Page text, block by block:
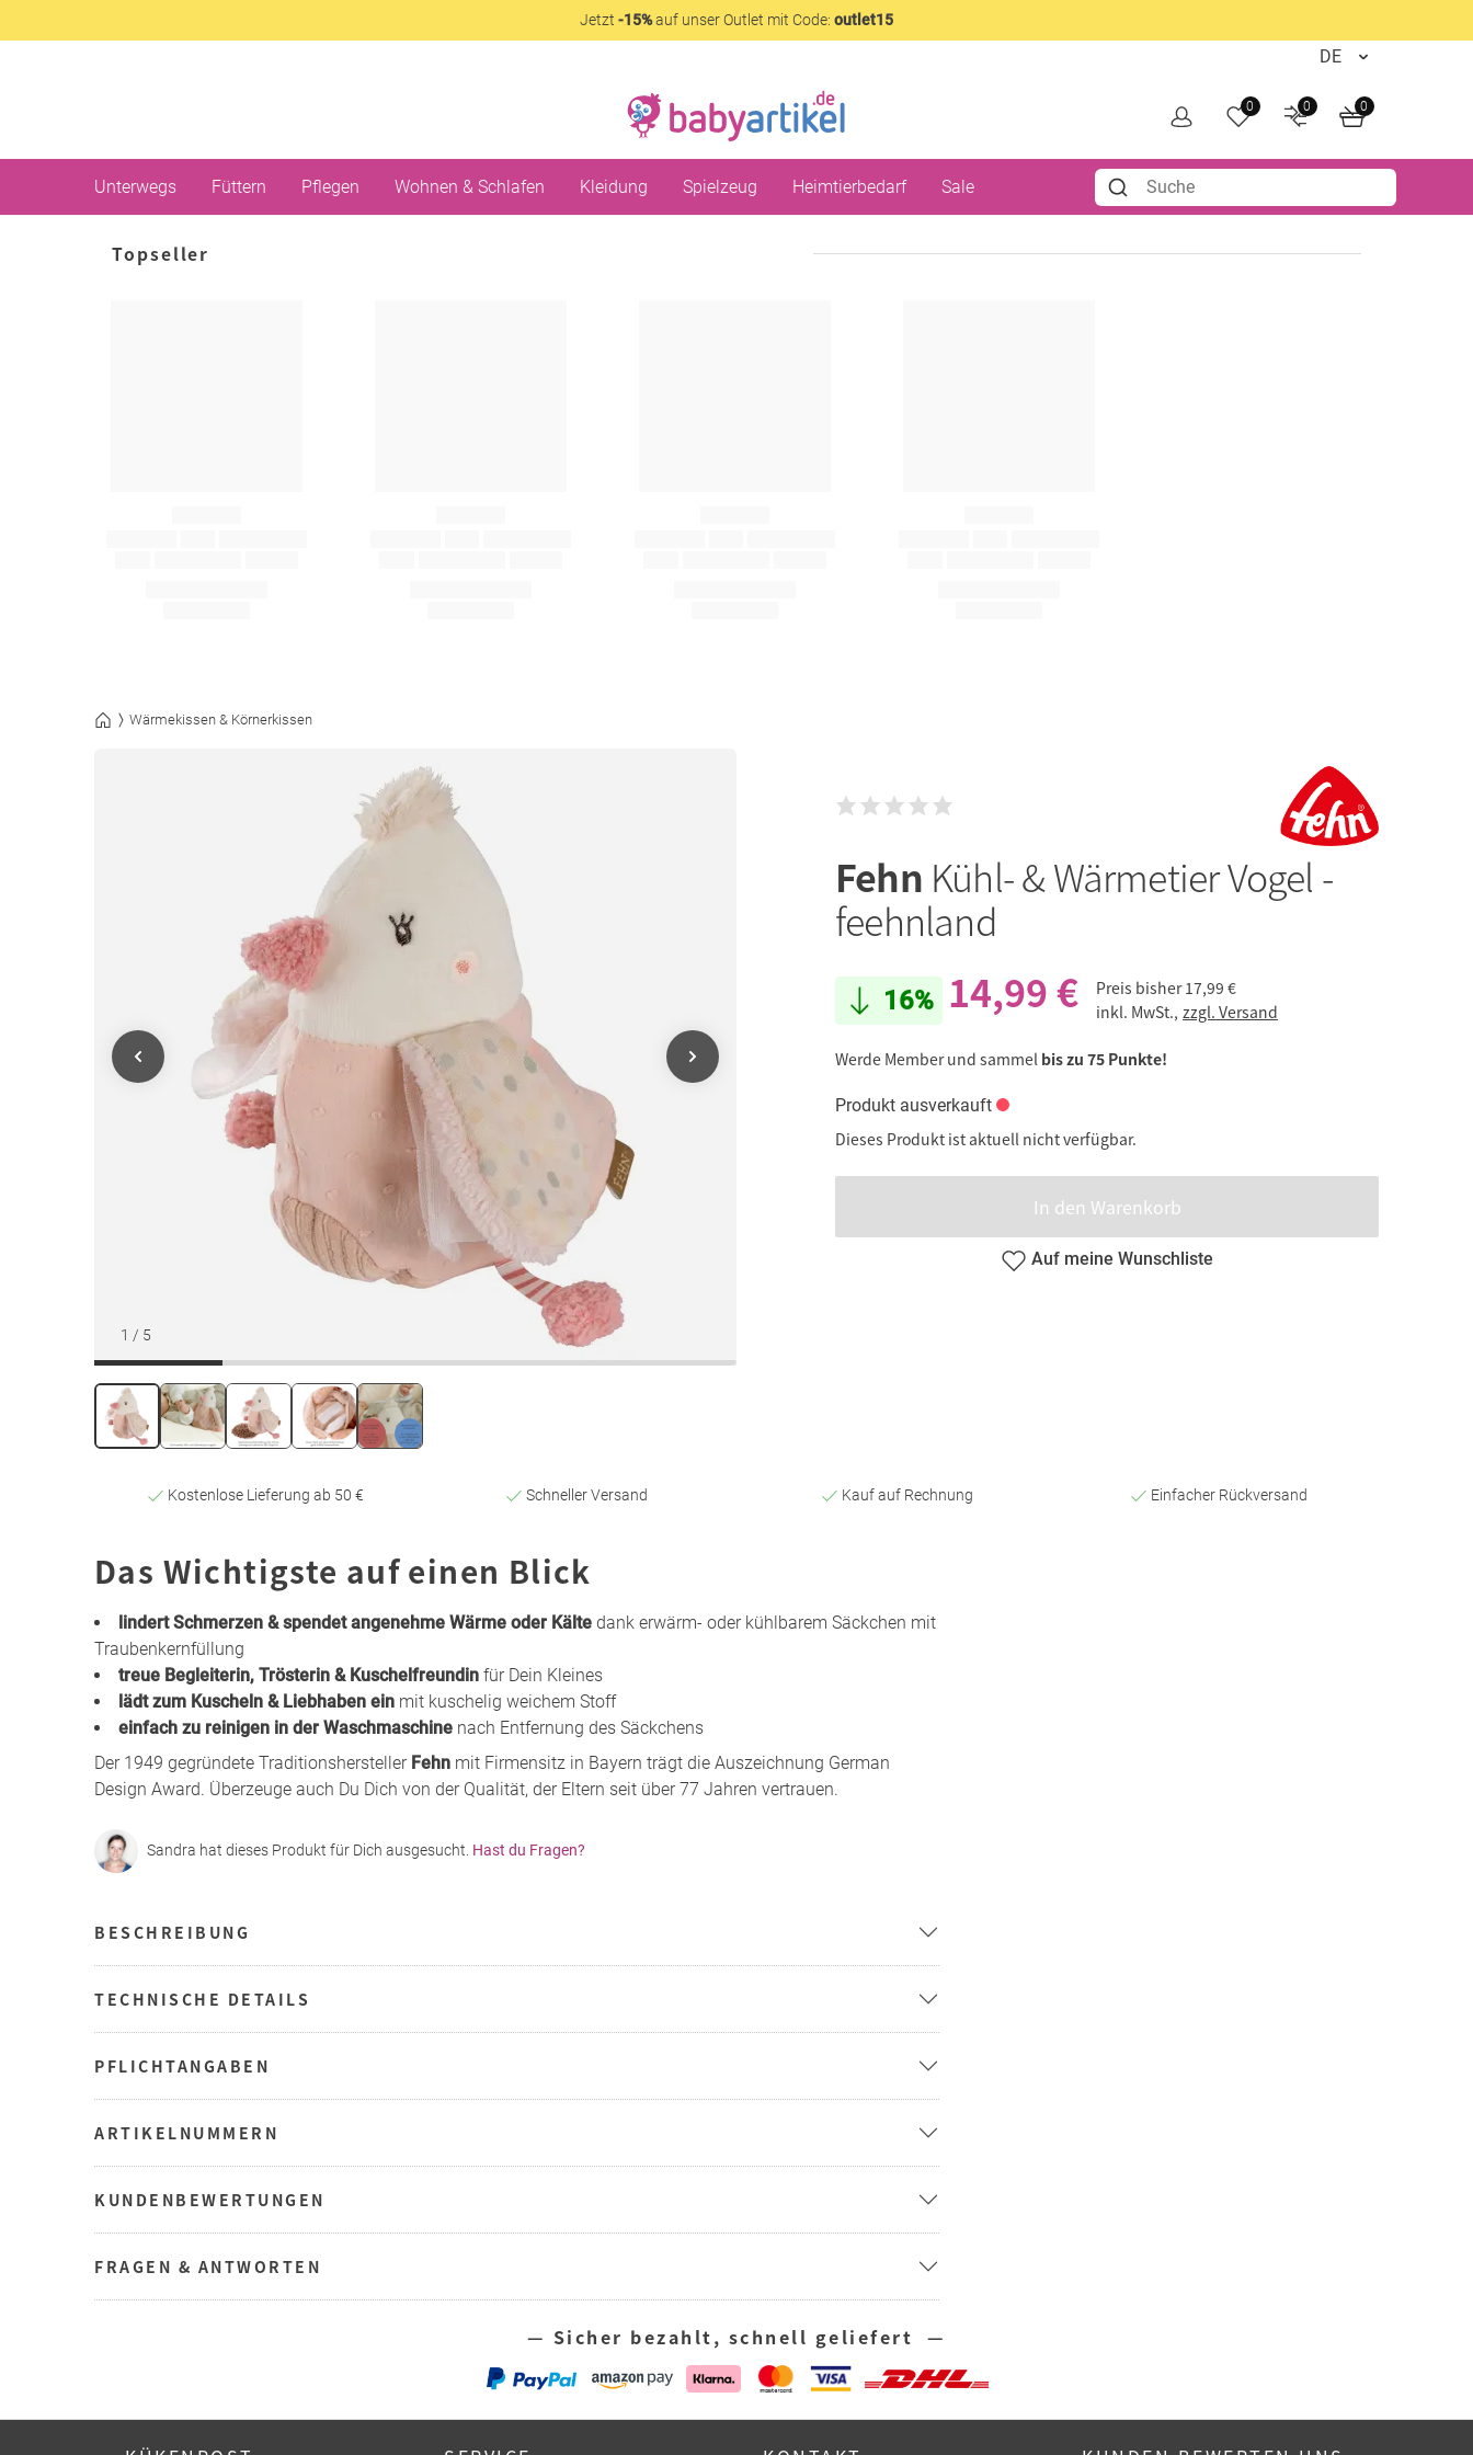
Jetzt -15%auf unser Outlet mit Code: outlet15
0 0 0
Unterwegs Füttern Pflegen Wohnen & Schlafen Kleidung Spielzeug Heimtierbedarf Sale
Topseller
Wärmekissen & Körnerkissen
1 / 5
Fehn Kühl- & Wärmetier Vogel -
feehnland
16% 14,99 € Preis bisher 17,99 €
inkl. MwSt., zzgl. Versand
Werde Member und sammel bis zu 75 Punkte!
Produkt ausverkauft
Dieses Produkt ist aktuell nicht verfügbar.
In den Warenkorb
Auf meine Wunschliste
Kostenlose Lieferung ab 50 € Schneller Versand Kauf auf Rechnung Einfacher Rückversand
Das Wichtigste auf einen Blick
lindert Schmerzen & spendet angenehme Wärme oder Kälte dank erwärm- oder kühlbarem Säckchen mit
Traubenkernfüllung
treue Begleiterin, Trösterin & Kuschelfreundin für Dein Kleines
lädt zum Kuscheln & Liebhaben ein mit kuschelig weichem Stoff
einfach zu reinigen in der Waschmaschine nach Entfernung des Säckchens
Der 1949 gegründete Traditionshersteller Fehn mit Firmensitz in Bayern trägt die Auszeichnung German
Design Award. Überzeuge auch Du Dich von der Qualität, der Eltern seit über 77 Jahren vertrauen.
Sandra hat dieses Produkt für Dich ausgesucht. Hast du Fragen?
BESCHREIBUNG
TECHNISCHE DETAILS
PFLICHTANGABEN
ARTIKELNUMMERN
KUNDENBEWERTUNGEN
FRAGEN & ANTWORTEN
— Sicher bezahlt, schnell geliefert —